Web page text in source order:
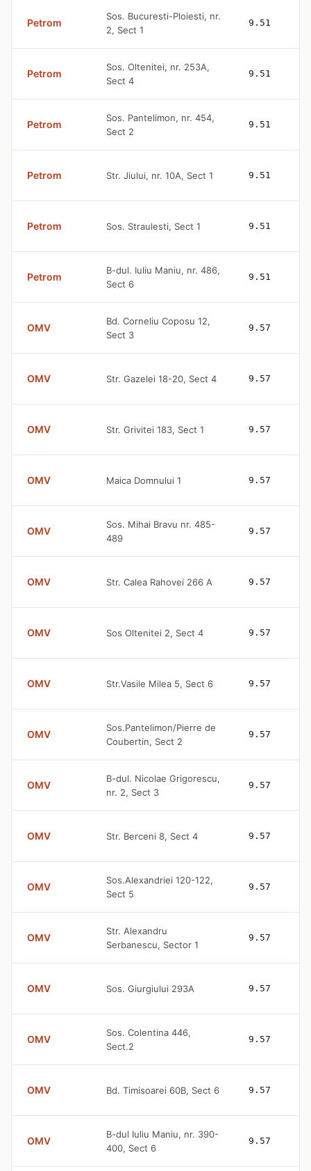
Petrom
Sos. Bucuresti-Ploiesti, nr.
2, Sect 1
9.51
Petrom
Sos. Oltenitei, nr. 253A,
Sect 4
9.51
Petrom
Sos. Pantelimon, nr. 454,
Sect 2
9.51
Petrom Str. Jiului, nr. 10A, Sect 1 9.51
Petrom Sos. Straulesti, Sect 1 9.51
Petrom
B-dul. Iuliu Maniu, nr. 486,
Sect 6
9.51
OMV
Bd. Corneliu Coposu 12,
Sect 3
9.57
OMV Str. Gazelei 18-20, Sect 4 9.57
OMV Str. Grivitei 183, Sect 1 9.57
OMV Maica Domnului 1 9.57
OMV
Sos. Mihai Bravu nr. 485-
489
9.57
OMV Str. Calea Rahovei 266 A 9.57
OMV Sos Oltenitei 2, Sect 4 9.57
OMV Str.Vasile Milea 5, Sect 6 9.57
OMV
Sos.Pantelimon/Pierre de
Coubertin, Sect 2
9.57
OMV
B-dul. Nicolae Grigorescu,
nr. 2, Sect 3
9.57
OMV Str. Berceni 8, Sect 4 9.57
OMV
Sos.Alexandriei 120-122,
Sect 5
9.57
OMV
Str. Alexandru
Serbanescu, Sector 1
9.57
OMV Sos. Giurgiului 293A 9.57
OMV
Sos. Colentina 446,
Sect.2
9.57
OMV Bd. Timisoarei 60B, Sect 6 9.57
OMV
B-dul Iuliu Maniu, nr. 390-
400, Sect 6
9.57